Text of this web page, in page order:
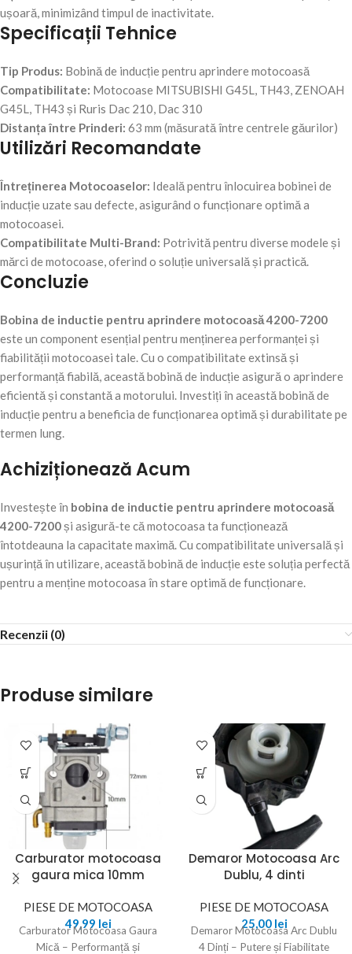
ușoară, minimizând timpul de inactivitate.
Specificații Tehnice
Tip Produs: Bobină de inducție pentru aprindere motocoasă
Compatibilitate: Motocoase MITSUBISHI G45L, TH43, ZENOAH
G45L, TH43 și Ruris Dac 210, Dac 310
Distanța între Prinderi: 63 mm (măsurată între centrele găurilor)
Utilizări Recomandate
Întreținerea Motocoaselor: Ideală pentru înlocuirea bobinei de
inducție uzate sau defecte, asigurând o funcționare optimă a
motocoasei.
Compatibilitate Multi-Brand: Potrivită pentru diverse modele și
mărci de motocoase, oferind o soluție universală și practică.
Concluzie
Bobina de inductie pentru aprindere motocoasă 4200-7200
este un component esențial pentru menținerea performanței și
fiabilității motocoasei tale. Cu o compatibilitate extinsă și
performanță fiabilă, această bobină de inducție asigură o aprindere
eficientă și constantă a motorului. Investiți în această bobină de
inducție pentru a beneficia de funcționarea optimă și durabilitate pe
termen lung.
Achiziționează Acum
Investește în bobina de inductie pentru aprindere motocoasă
4200-7200și asigură-te că motocoasa ta funcționează
întotdeauna la capacitate maximă. Cu compatibilitate universală și
ușurință în utilizare, această bobină de inducție este soluția perfectă
pentru a menține motocoasa în stare optimă de funcționare.
Recenzii (0)
Produse similare
Carburator motocoasa
gaura mica 10mm
PIESE DE MOTOCOASA
49,99 lei
Carburator Motocoasa Gaura
Mică – Performanță și
Demaror Motocoasa Arc
Dublu, 4 dinti
PIESE DE MOTOCOASA
25,00 lei
Demaror Motocoasa Arc Dublu
4 Dinți – Putere și Fiabilitate